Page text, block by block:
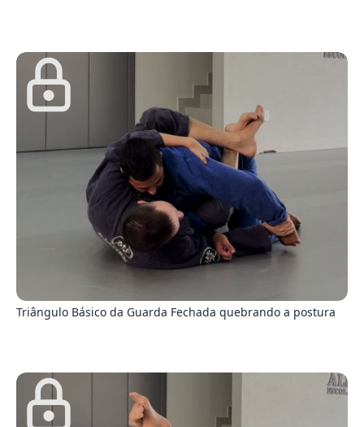
Triângulo Básico da Guarda Fechada quebrando a postura